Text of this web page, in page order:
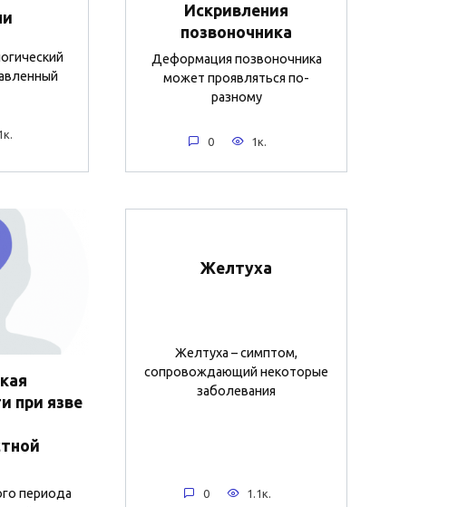
Искривления
позвоночника
Деформация позвоночника
может проявляться по-
разному
0 1к.
при язве
периода
Желтуха
Желтуха – симптом,
сопровождающий некоторые
заболевания
0 1.1к.